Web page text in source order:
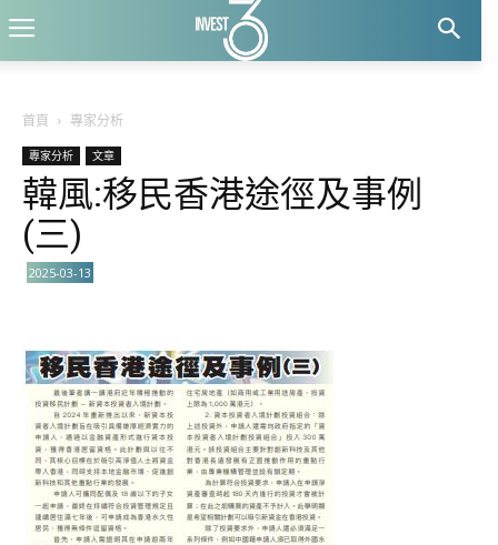
首頁 專家分析
專家分析 文章
韓風:移民香港途徑及事例
(三)
2025-03-13